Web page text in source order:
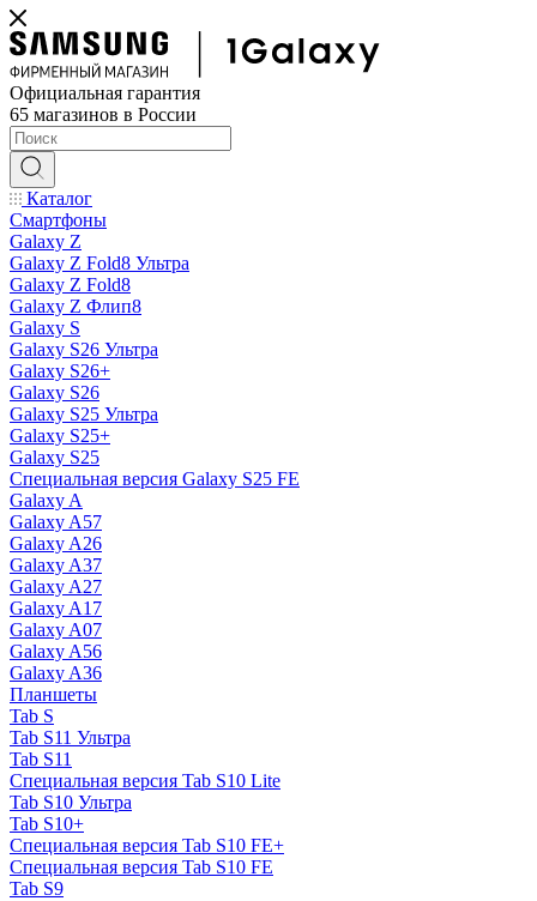
Официальная гарантия
65 магазинов в России
Каталог
Смартфоны
Galaxy Z
Galaxy Z Fold8 Ультра
Galaxy Z Fold8
Galaxy Z Флип8
Galaxy S
Galaxy S26 Ультра
Galaxy S26+
Galaxy S26
Galaxy S25 Ультра
Galaxy S25+
Galaxy S25
Специальная версия Galaxy S25 FE
Galaxy A
Galaxy A57
Galaxy A26
Galaxy A37
Galaxy A27
Galaxy A17
Galaxy A07
Galaxy A56
Galaxy A36
Планшеты
Tab S
Tab S11 Ультра
Tab S11
Специальная версия Tab S10 Lite
Tab S10 Ультра
Tab S10+
Специальная версия Tab S10 FE+
Специальная версия Tab S10 FE
Tab S9